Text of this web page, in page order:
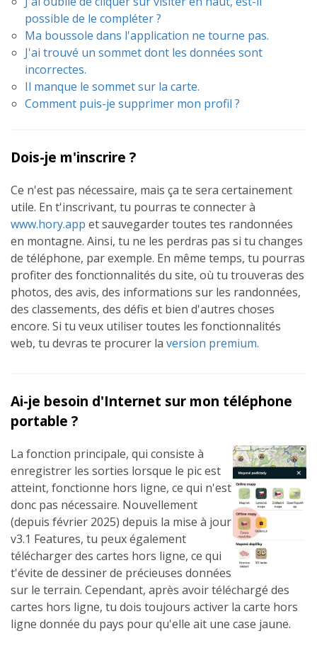
possible de le compléter ?
Ma boussole dans l'application ne tourne pas.
J'ai trouvé un sommet dont les données sont
incorrectes.
Il manque le sommet sur la carte.
Comment puis-je supprimer mon profil ?
Dois-je m'inscrire ?
Ce n'est pas nécessaire, mais ça te sera certainement
utile. En t'inscrivant, tu pourras te connecter à
www.hory.app et sauvegarder toutes tes randonnées
en montagne. Ainsi, tu ne les perdras pas si tu changes
de téléphone, par exemple. En même temps, tu pourras
profiter des fonctionnalités du site, où tu trouveras des
photos, des avis, des informations sur les randonnées,
des classements, des défis et bien d'autres choses
encore. Si tu veux utiliser toutes les fonctionnalités
web, tu devras te procurer la version premium.
Ai-je besoin d'Internet sur mon téléphone
portable ?
La fonction principale, qui consiste à
enregistrer les sorties lorsque le pic est
atteint, fonctionne hors ligne, ce qui n'est
donc pas nécessaire. Nouvellement
(depuis février 2025) depuis la mise à jour
v3.1 Features, tu peux également
télécharger des cartes hors ligne, ce qui
t'évite de dessiner de précieuses données
sur le terrain. Cependant, après avoir téléchargé des
cartes hors ligne, tu dois toujours activer la carte hors
ligne donnée du pays pour qu'elle ait une case jaune.